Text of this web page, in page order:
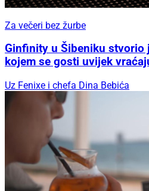
Za večeri bez žurbe
Ginfinity u Šibeniku stvorio
kojem se gosti uvijek
Uz Fenixe i chefa Dina Bebića